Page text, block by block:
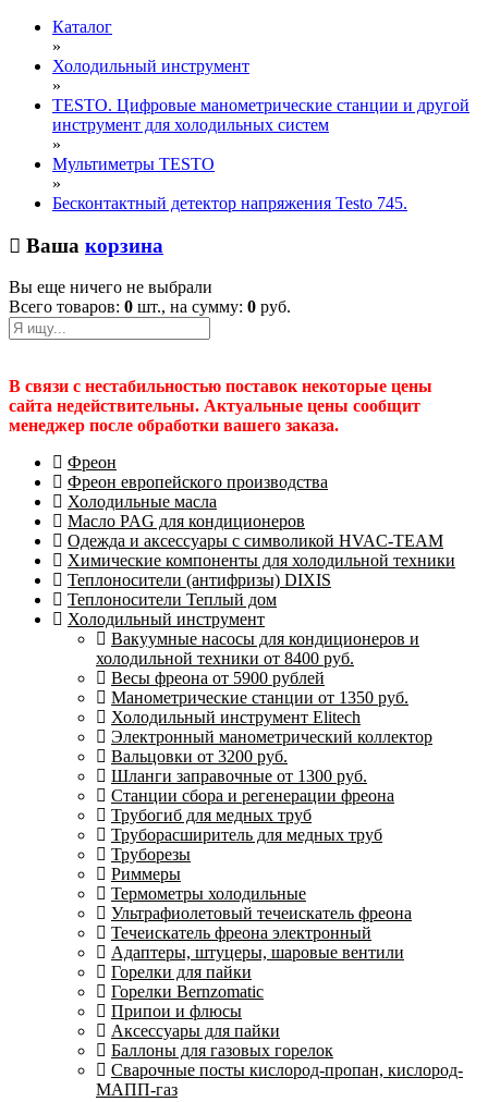
Каталог
»
Холодильный инструмент
»
TESTO. Цифровые манометрические станции и другой
инструмент для холодильных систем
»
Мультиметры TESTO
»
Бесконтактный детектор напряжения Testo 745.
Ваша корзина
Вы еще ничего не выбрали
Всего товаров: 0 шт., на сумму: 0 руб.
В связи с нестабильностью поставок некоторые цены
сайта недействительны. Актуальные цены сообщит
менеджер после обработки вашего заказа.
Фреон
Фреон европейского производства
Холодильные масла
Масло PAG для кондиционеров
Одежда и аксессуары с символикой HVAC-TEAM
Химические компоненты для холодильной техники
Теплоносители (антифризы) DIXIS
Теплоносители Теплый дом
Холодильный инструмент
Вакуумные насосы для кондиционеров и
холодильной техники от 8400 руб.
Весы фреона от 5900 рублей
Манометрические станции от 1350 руб.
Холодильный инструмент Elitech
Электронный манометрический коллектор
Вальцовки от 3200 руб.
Шланги заправочные от 1300 руб.
Станции сбора и регенерации фреона
Трубогиб для медных труб
Труборасширитель для медных труб
Труборезы
Риммеры
Термометры холодильные
Ультрафиолетовый течеискатель фреона
Течеискатель фреона электронный
Адаптеры, штуцеры, шаровые вентили
Горелки для пайки
Горелки Bernzomatic
Припои и флюсы
Аксессуары для пайки
Баллоны для газовых горелок
Сварочные посты кислород-пропан, кислород-
МАПП-газ